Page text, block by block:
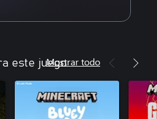
este juegoMostrar todo